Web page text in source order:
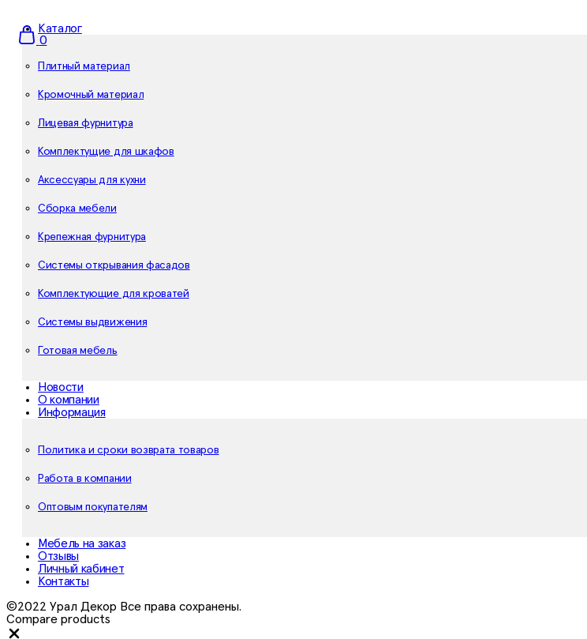
0
Каталог
Плитный материал
Кромочный материал
Лицевая фурнитура
Комплектущие для шкафов
Аксессуары для кухни
Сборка мебели
Крепежная фурнитура
Системы открывания фасадов
Комплектующие для кроватей
Системы выдвижения
Готовая мебель
Новости
О компании
Информация
Политика и сроки возврата товаров
Работа в компании
Оптовым покупателям
Мебель на заказ
Отзывы
Личный кабинет
Контакты
©2022 Урал Декор Все права сохранены.
Compare products